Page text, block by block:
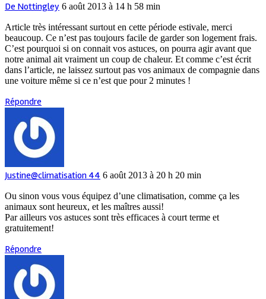
De Nottingley 6 août 2013 à 14 h 58 min
Article très intéressant surtout en cette période estivale, merci
beaucoup. Ce n’est pas toujours facile de garder son logement frais.
C’est pourquoi si on connait vos astuces, on pourra agir avant que
notre animal ait vraiment un coup de chaleur. Et comme c’est écrit
dans l’article, ne laissez surtout pas vos animaux de compagnie dans
une voiture même si ce n’est que pour 2 minutes !
Répondre
Justine@climatisation 44 6 août 2013 à 20 h 20 min
Ou sinon vous vous équipez d’une climatisation, comme ça les
animaux sont heureux, et les maîtres aussi!
Par ailleurs vos astuces sont très efficaces à court terme et
gratuitement!
Répondre